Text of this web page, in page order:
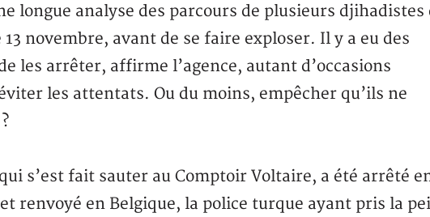
longue analyse des parcours de plusieurs djihadistes
novembre, avant de se faire exploser. Il y a eu des
les arrêter, affirme l’agence, autant d’occasions
les attentats. Ou du moins, empêcher qu’ils ne
s’est fait sauter au Comptoir Voltaire, a été arrêté
renvoyé en Belgique, la police turque ayant pris la